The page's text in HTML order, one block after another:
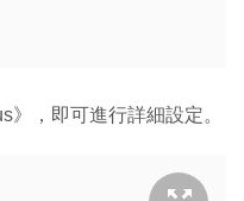
，即可進行詳細設定。